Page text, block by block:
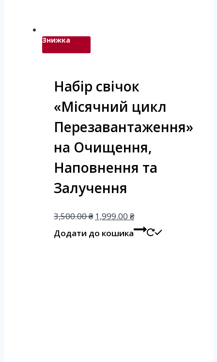
Знижка
Набір свічок
«Місячний цикл
Перезавантаження»
на Очищення,
Наповнення та
Залучення
3,500.00₴ 1,999.00 ₴
Додати до кошика